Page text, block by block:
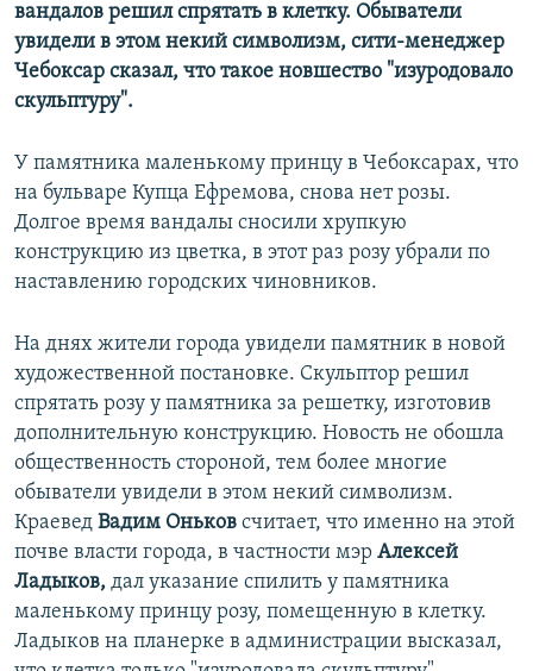
вандалов решил спрятать в клетку. Обыватели
увидели в этом некий символизм, сити-менеджер
Чебоксар сказал, что такое новшество "изуродовало
скульптуру".
У памятника маленькому принцу в Чебоксарах, что
на бульваре Купца Ефремова, снова нет розы.
Долгое время вандалы сносили хрупкую
конструкцию из цветка, в этот раз розу убрали по
наставлению городских чиновников.
На днях жители города увидели памятник в новой
художественной постановке. Скульптор решил
спрятать розу у памятника за решетку, изготовив
дополнительную конструкцию. Новость не обошла
общественность стороной, тем более многие
обыватели увидели в этом некий символизм.
Краевед Вадим Оньков считает, что именно на этой
почве власти города, в частности мэр Алексей
Ладыков, дал указание спилить у памятника
маленькому принцу розу, помещенную в клетку.
Ладыков на планерке в администрации высказал,